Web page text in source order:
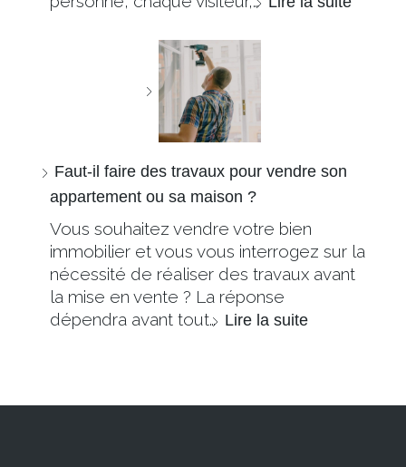
Faut-il faire des travaux pour vendre son
appartement ou sa maison ?
Vous souhaitez vendre votre bien
immobilier et vous vous interrogez sur la
nécessité de réaliser des travaux avant
la mise en vente ? La réponse
dépendra avant tout… Lire la suite